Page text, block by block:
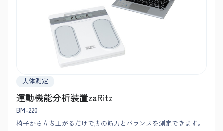
人体測定
運動機能分析装置zaRitz
BM-220
椅子から立ち上がるだけで脚の筋力とバランスを測定できます。